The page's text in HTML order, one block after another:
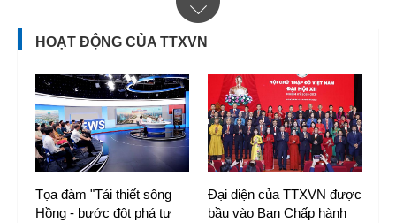
HOẠT ĐỘNG CỦA TTXVN
Tọa đàm "Tái thiết sông
Hồng - bước đột phá tư
Đại diện của TTXVN được
bầu vào Ban Chấp hành